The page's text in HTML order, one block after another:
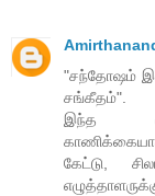
"சந்தோஷம்
சங்கீதம்".
இந்த
கேட்டு,